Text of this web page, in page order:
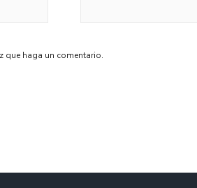
que haga un comentario.